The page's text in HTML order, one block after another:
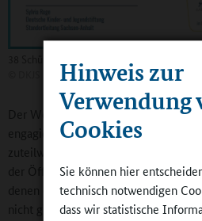
Hinweis zur
Verwendung
Cookies
Sie können hier
technisch notwendigen
dass wir statistische
Der Wettbewerb sollte nicht nur den
engagierten Jugendlichen richten, um
zuteilwerden zu lassen. Sondern es
der Öffentlichkeit und insbesondere
denen es solche Angebote von
nicht gibt, die Spielarten und das